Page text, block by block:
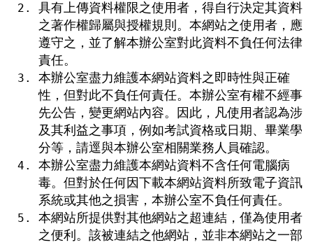
具有上傳資料權限之使用者，得自行決定其資料
之著作權歸屬與授權規則。本網站之使用者，應
遵守之，並了解本辦公室對此資料不負任何法律
責任。
本辦公室盡力維護本網站資料之即時性與正確
性，但對此不負任何責任。本辦公室有權不經事
先公告，變更網站內容。因此，凡使用者認為涉
及其利益之事項，例如考試資格或日期、畢業學
分等，請逕與本辦公室相關業務人員確認。
本辦公室盡力維護本網站資料不含任何電腦病
毒。但對於任何因下載本網站資料所致電子資訊
系統或其他之損害，本辦公室不負任何責任。
本網站所提供對其他網站之超連結，僅為使用者
之便利。該被連結之他網站，並非本網站之一部